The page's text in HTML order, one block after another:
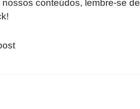
nossos conteúdos, lembre-se de